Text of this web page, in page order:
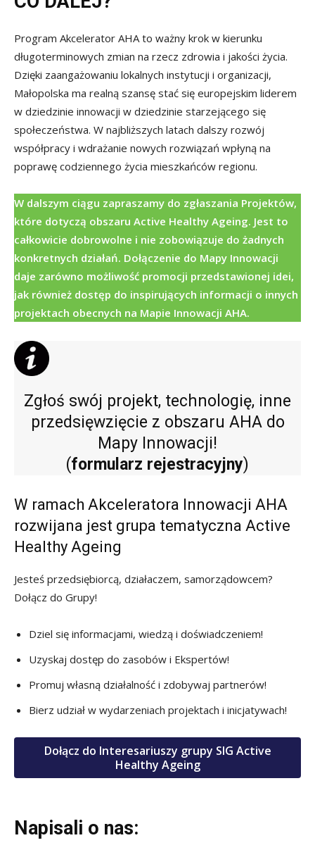
Program Akcelerator AHA to ważny krok w kierunku
długoterminowych zmian na rzecz zdrowia i jakości życia.
Dzięki zaangażowaniu lokalnych instytucji i organizacji,
Małopolska ma realną szansę stać się europejskim liderem
w dziedzinie innowacji w dziedzinie starzejącego się
społeczeństwa. W najbliższych latach dalszy rozwój
współpracy i wdrażanie nowych rozwiązań wpłyną na
poprawę codziennego życia mieszkańców regionu.
W dalszym ciągu zapraszamy do zgłaszania Projektów,
które dotyczą obszaru Active Healthy Ageing. Jest to
całkowicie dobrowolne i nie zobowiązuje do żadnych
konkretnych działań. Dołączenie do Mapy Innowacji
daje zarówno możliwość promocji przedstawionej idei,
jak również dostęp do inspirujących informacji o innych
projektach obecnych na Mapie Innowacji AHA.
Zgłoś swój projekt, technologię, inne
przedsięwzięcie z obszaru AHA do
Mapy Innowacji!
(formularz rejestracyjny)
W ramach Akceleratora Innowacji AHA
rozwijana jest grupa tematyczna Active
Healthy Ageing
Jesteś przedsiębiorcą, działaczem, samorządowcem?
Dołącz do Grupy!
Dziel się informacjami, wiedzą i doświadczeniem!
Uzyskaj dostęp do zasobów i Ekspertów!
Promuj własną działalność i zdobywaj partnerów!
Bierz udział w wydarzeniach projektach i inicjatywach!
Dołącz do Interesariuszy grupy SIG Active
Healthy Ageing
Napisali o nas: